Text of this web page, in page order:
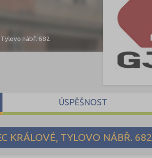
nábř. 682
KRÁLOVÉ, TYLOVO NÁBŘ. 682
ÚSPĚŠNOST